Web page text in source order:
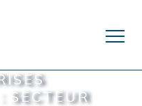
SECTEUR